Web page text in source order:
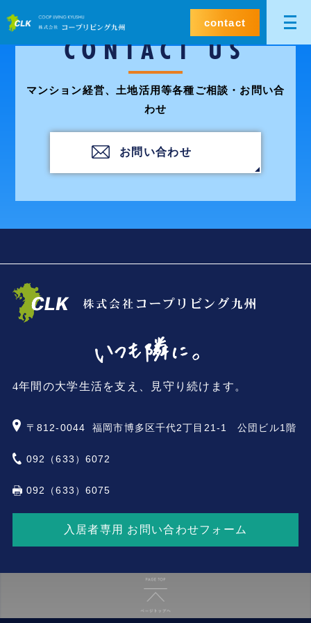
contact
CONTACT US
マンション経営、土地活用等各種ご相談・お問い合
わせ
お問い合わせ
4年間の大学生活を支え、見守り続けます。
〒812-0044 福岡市博多区千代2丁目21-1 公団ビル1階
092（633）6072
092（633）6075
入居者専用 お問い合わせフォーム